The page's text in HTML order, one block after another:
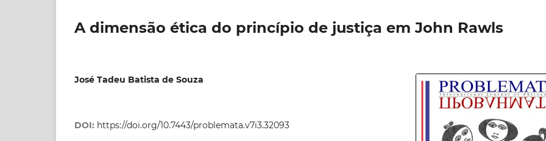
A dimensão ética do princípio de justiça em John Rawls
José Tadeu Batista de Souza
DOI: https://doi.org/10.7443/problemata.v7i3.32093